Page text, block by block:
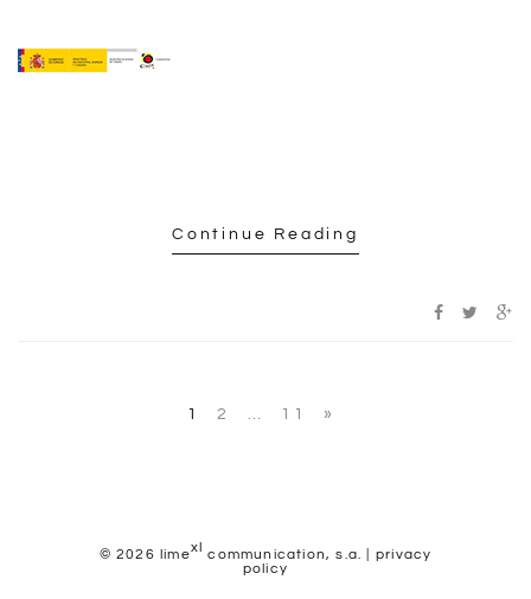
Continue Reading
1 2 … 11
© 2026 limexl communication, s.a. | privacy
policy